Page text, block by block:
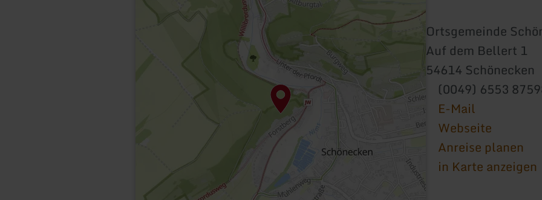
Ortsgemeinde
Auf dem Bellert 1
54614 Schönecken
(0049) 6553
E-Mail
Webseite
Anreise planen
in Karte anzeigen